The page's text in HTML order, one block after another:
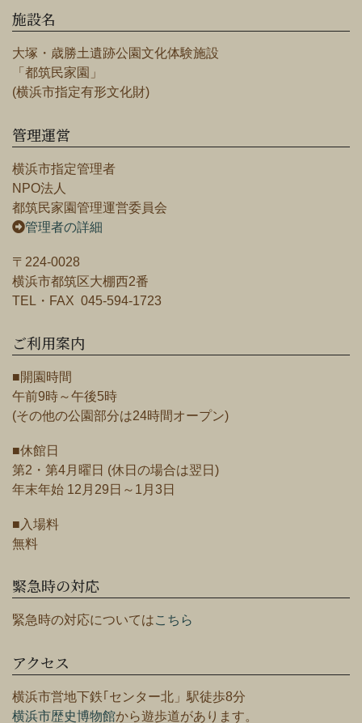
施設名
大塚・歳勝土遺跡公園文化体験施設
「都筑民家園」
(横浜市指定有形文化財)
管理運営
横浜市指定管理者
NPO法人
都筑民家園管理運営委員会
管理者の詳細
〒224-0028
横浜市都筑区大棚西2番
TEL・FAX 045-594-1723
ご利用案内
■開園時間
午前9時～午後5時
(その他の公園部分は24時間オープン)
■休館日
第2・第4月曜日 (休日の場合は翌日)
年末年始 12月29日～1月3日
■入場料
無料
緊急時の対応
緊急時の対応についてはこちら
アクセス
横浜市営地下鉄｢センター北」駅徒歩8分
横浜市歴史博物館から遊歩道があります。